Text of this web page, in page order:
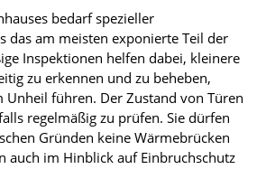
bedarf spezieller
das am meisten exponierte Teil der
Inspektionen helfen dabei, kleinere
zu erkennen und zu beheben,
Unheil führen. Der Zustand von Türen
regelmäßig zu prüfen. Sie dürfen
Gründen keine Wärmebrücken
auch im Hinblick auf Einbruchschutz